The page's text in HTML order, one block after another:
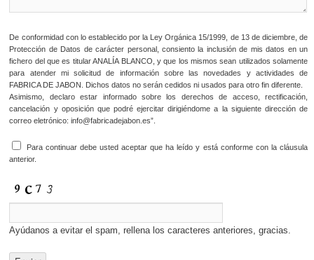
De conformidad con lo establecido por la Ley Orgánica 15/1999, de 13 de diciembre, de
Protección de Datos de carácter personal, consiento la inclusión de mis datos en un
fichero del que es titular ANALÍA BLANCO, y que los mismos sean utilizados solamente
para atender mi solicitud de información sobre las novedades y actividades de
FABRICA DE JABON. Dichos datos no serán cedidos ni usados para otro fin diferente.
Asimismo, declaro estar informado sobre los derechos de acceso, rectificación,
cancelación y oposición que podré ejercitar dirigiéndome a la siguiente dirección de
correo eletrónico: info@fabricadejabon.es”.
Para continuar debe usted aceptar que ha leído y está conforme con la cláusula
anterior.
Ayúdanos a evitar el spam, rellena los caracteres anteriores, gracias.